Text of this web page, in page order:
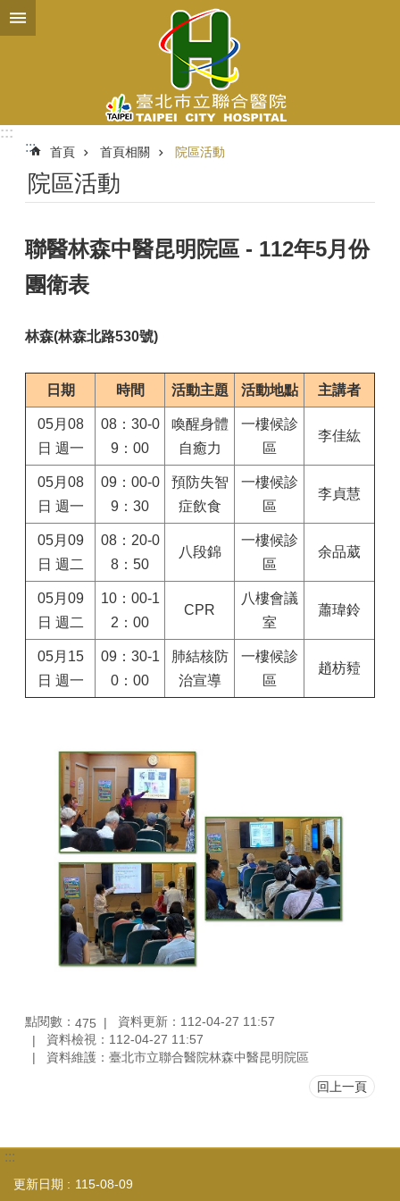
跳到主要內容區塊
:::
:::
首頁 首頁相關 院區活動
院區活動
聯醫林森中醫昆明院區 - 112年5月份
團衛表
林森(林森北路530號)
日期 時間 活動主題 活動地點 主講者
05月08
日 週一
08：30-0
9：00
喚醒身體
自癒力
一樓候診
區
李佳紘
05月08
日 週一
09：00-0
9：30
預防失智
症飲食
一樓候診
區
李貞慧
05月09
日 週二
08：20-0
8：50
八段錦
一樓候診
區
余品葳
05月09
日 週二
10：00-1
2：00
CPR
八樓會議
室
蕭瑋鈴
05月15
日 週一
09：30-1
0：00
肺結核防
治宣導
一樓候診
區
趙枋豷
點閱數： 475
資料更新：112-04-27 11:57
資料檢視：112-04-27 11:57
資料維護：臺北市立聯合醫院林森中醫昆明院區
回上一頁
:::
更新日期 115-08-09